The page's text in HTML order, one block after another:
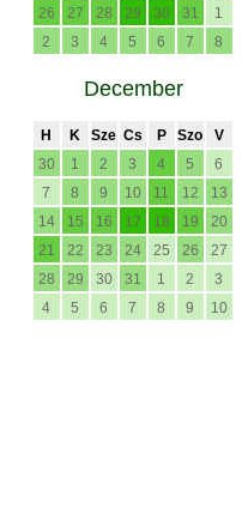
26
27 28 29 30 31
1
2
3 4 5 6 7 8
December
H K Sze Cs P Szo
V
30
1 2 3 4 5
6
7
8 9 10 11 12
13
14
15 16 17 18 19
20
21
22 23 24 25 26
27
28
29 30 31 1 2
3
4
5 6 7 8 9 10